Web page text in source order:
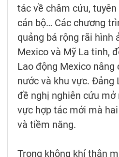
tác về châm cứu,
cán bộ… Các chương
quảng bá rộng rãi hình
Mexico và Mỹ La tinh,
Lao động Mexico nâng
nước và khu vực. Đảng
đề nghị nghiên cứu mở
vực hợp tác mới mà
và tiềm năng.
Trong không khí thân